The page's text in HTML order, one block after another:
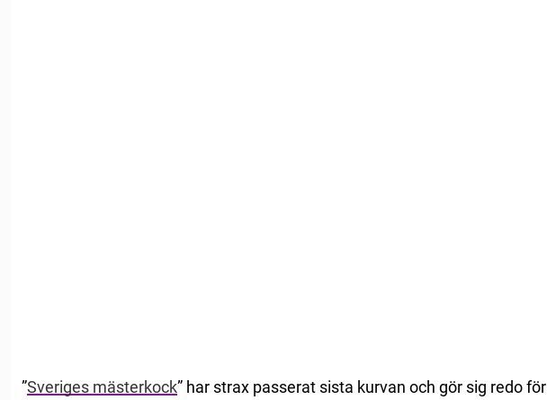
”Sveriges mästerkock” har strax passerat sista kurvan och gör sig redo för